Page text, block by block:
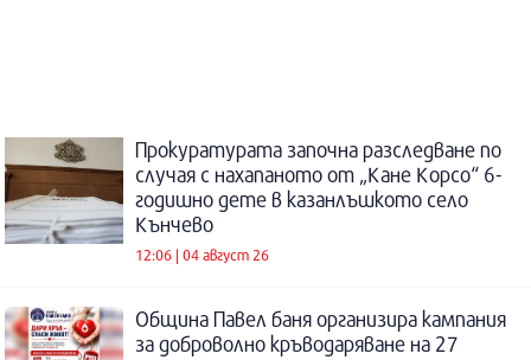
Прокуратурата започна разследване по
случая с нахапаното от „Кане Корсо“ 6-
годишно дете в казанлъшкото село
Кънчево
12:06 | 04 август 26
Община Павел баня организира кампания
за доброволно кръводаряване на 27